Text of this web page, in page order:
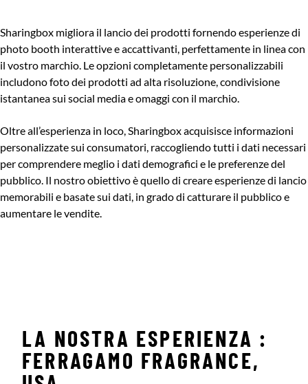
Sharingbox migliora il lancio dei prodotti fornendo esperienze di
photo booth interattive e accattivanti, perfettamente in linea con
il vostro marchio. Le opzioni completamente personalizzabili
includono foto dei prodotti ad alta risoluzione, condivisione
istantanea sui social media e omaggi con il marchio.
Oltre all’esperienza in loco, Sharingbox acquisisce informazioni
personalizzate sui consumatori, raccogliendo tutti i dati necessari
per comprendere meglio i dati demografici e le preferenze del
pubblico. Il nostro obiettivo è quello di creare esperienze di lancio
memorabili e basate sui dati, in grado di catturare il pubblico e
aumentare le vendite.
LA NOSTRA ESPERIENZA :
FERRAGAMO FRAGRANCE,